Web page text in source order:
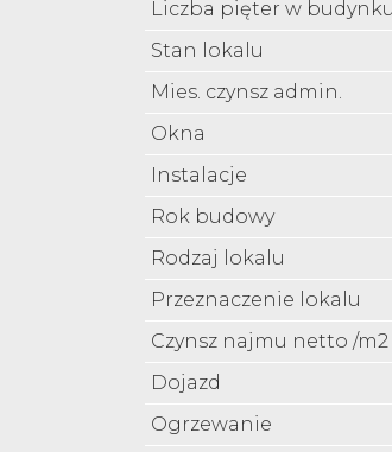
Liczba pięter w budynku
Stan lokalu
Mies. czynsz admin.
Okna
Instalacje
Rok budowy
Rodzaj lokalu
Przeznaczenie lokalu
Czynsz najmu netto /m2
Dojazd
Ogrzewanie